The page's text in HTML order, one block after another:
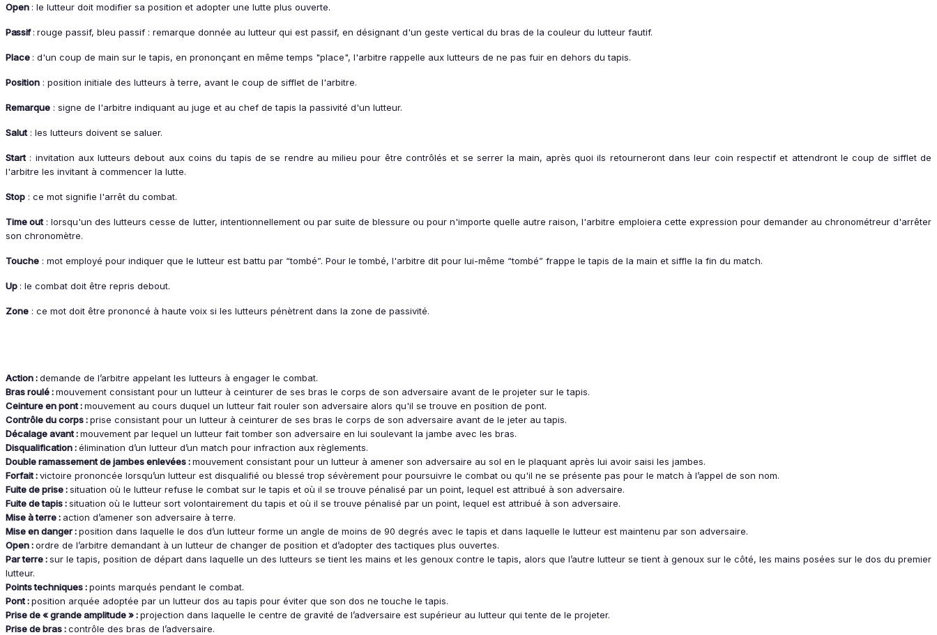
Open : le lutteur doit modifier sa position et adopter une lutte plus ouverte.
Passif:rouge passif, bleu passif : remarque donnée au lutteur qui est passif, en désignant d'un geste vertical du bras de la couleur du lutteur fautif.
Place : d'un coup de main sur le tapis, en prononçant en même temps "place", l'arbitre rappelle aux lutteurs de ne pas fuir en dehors du tapis.
Position : position initiale des lutteurs à terre, avant le coup de sifflet de l'arbitre.
Remarque : signe de l'arbitre indiquant au juge et au chef de tapis la passivité d'un lutteur.
Salut : les lutteurs doivent se saluer.
Start : invitation aux lutteurs debout aux coins du tapis de se rendre au milieu pour être contrôlés et se serrer la main, après quoi ils retourneront dans leur coin respectif et attendront le coup de sifflet de
l'arbitre les invitant à commencer la lutte.
Stop : ce mot signifie l'arrêt du combat.
Time out : lorsqu'un des lutteurs cesse de lutter, intentionnellement ou par suite de blessure ou pour n'importe quelle autre raison, l'arbitre emploiera cette expression pour demander au chronométreur d'arrêter
son chronomètre.
Touche : mot employé pour indiquer que le lutteur est battu par “tombé”. Pour le tombé, l'arbitre dit pour lui-même “tombé” frappe le tapis de la main et siffle la fin du match.
Up : le combat doit être repris debout.
Zone : ce mot doit être prononcé à haute voix si les lutteurs pénètrent dans la zone de passivité.
Action :demande de l’arbitre appelant les lutteurs à engager le combat.
Bras roulé :mouvement consistant pour un lutteur à ceinturer de ses bras le corps de son adversaire avant de le projeter sur le tapis.
Ceinture en pont :mouvement au cours duquel un lutteur fait rouler son adversaire alors qu'il se trouve en position de pont.
Contrôle du corps :prise consistant pour un lutteur à ceinturer de ses bras le corps de son adversaire avant de le jeter au tapis.
Décalage avant :mouvement par lequel un lutteur fait tomber son adversaire en lui soulevant la jambe avec les bras.
Disqualification :élimination d’un lutteur d’un match pour infraction aux règlements.
Double ramassement de jambes enlevées :mouvement consistant pour un lutteur à amener son adversaire au sol en le plaquant après lui avoir saisi les jambes.
Forfait :victoire prononcée lorsqu’un lutteur est disqualifié ou blessé trop sévèrement pour poursuivre le combat ou qu'il ne se présente pas pour le match à l’appel de son nom.
Fuite de prise :situation où le lutteur refuse le combat sur le tapis et où il se trouve pénalisé par un point, lequel est attribué à son adversaire.
Fuite de tapis :situation où le lutteur sort volontairement du tapis et où il se trouve pénalisé par un point, lequel est attribué à son adversaire.
Mise à terre : action d’amener son adversaire à terre.
Mise en danger :position dans laquelle le dos d’un lutteur forme un angle de moins de 90 degrés avec le tapis et dans laquelle le lutteur est maintenu par son adversaire.
Open :ordre de l’arbitre demandant à un lutteur de changer de position et d’adopter des tactiques plus ouvertes.
Par terre :sur le tapis, position de départ dans laquelle un des lutteurs se tient les mains et les genoux contre le tapis, alors que l’autre lutteur se tient à genoux sur le côté, les mains posées sur le dos du premier
lutteur.
Points techniques :points marqués pendant le combat.
Pont :position arquée adoptée par un lutteur dos au tapis pour éviter que son dos ne touche le tapis.
Prise de « grande amplitude » :projection dans laquelle le centre de gravité de l’adversaire est supérieur au lutteur qui tente de le projeter.
Prise de bras :contrôle des bras de l’adversaire.